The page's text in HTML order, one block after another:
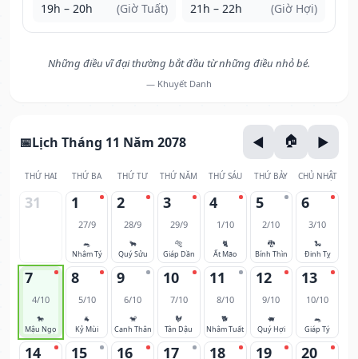
19h – 20h (Giờ Tuất) 21h – 22h (Giờ Hợi)
Những điều vĩ đại thường bắt đầu từ những điều nhỏ bé.
— Khuyết Danh
Lịch Tháng 11 Năm 2078
THỨ HAI THỨ BA THỨ TƯ THỨ NĂM THỨ SÁU THỨ BẢY CHỦ NHẬT
31 1
27/9
🐀
Nhâm Tý
2
28/9
🐂
Quý Sửu
3
29/9
🐅
Giáp Dần
4
1/10
🐈
Ất Mão
5
2/10
🐉
Bính Thìn
6
3/10
🐍
Đinh Tỵ
7
4/10
🐎
Mậu Ngọ
8
5/10
🐐
Kỷ Mùi
9
6/10
🐒
Canh Thân
10
7/10
🐓
Tân Dậu
11
8/10
🐕
Nhâm Tuất
12
9/10
🐖
Quý Hợi
13
10/10
🐀
Giáp Tý
14 15 16 17 18 19 20